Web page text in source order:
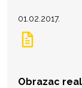
01.02.2017.
Obrazac